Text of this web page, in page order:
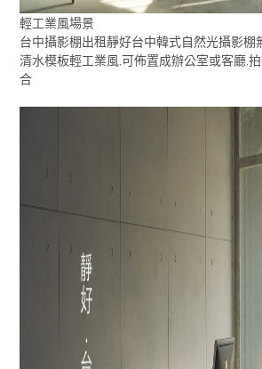
輕工業風場景
台中攝影棚出租靜好台中韓式自然光攝影棚
清水模板輕工業風,可佈置成辦公室或客廳,
合